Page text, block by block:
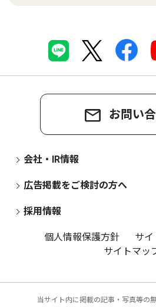
お問い
会社・IR情報
広告掲載をご検討の方へ
採用情報
個人情報保護方針
サ
サイトマッ
当サイト内に掲載の記事・写真等の